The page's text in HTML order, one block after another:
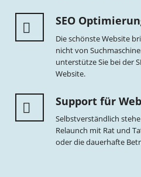
SEO
Die schönste Website
nicht von
unterstütze Sie bei der
Website.
Support für
Selbstverständlich
Relaunch mit Rat und
oder die dauerhafte